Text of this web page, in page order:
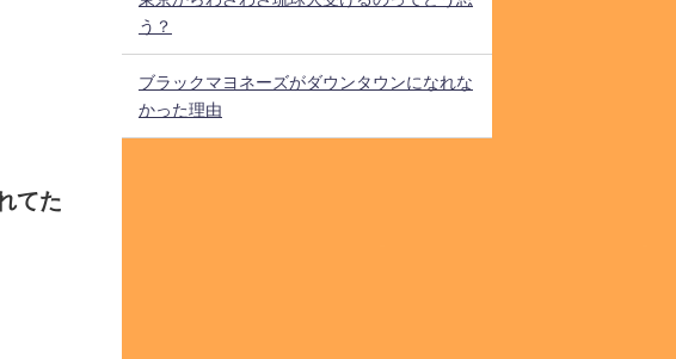
てた
う？
ブラックマヨネーズがダウンタウンになれな
かった理由